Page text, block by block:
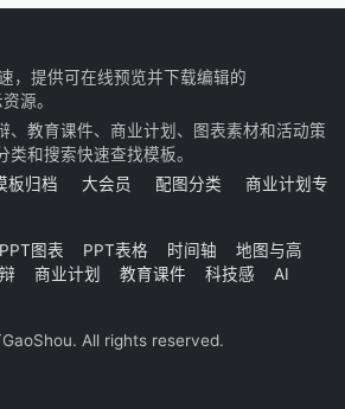
，提供可在线预览并下载编辑的
源。
、教育课件、商业计划、图表素材和活动策
和搜索快速查找模板。
板归档 大会员 配图分类
商业计划专
PPT图表 PPT表格 时间轴
地图与高
商业计划 教育课件 科技感
AI
All rights reserved.